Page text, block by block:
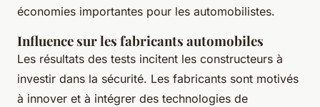
économies importantes pour les automobilistes.
Influence sur les fabricants automobiles
Les résultats des tests incitent les constructeurs à
investir dans la sécurité. Les fabricants sont motivés
à innover et à intégrer des technologies de